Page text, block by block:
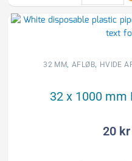
x
88,5°
Bøjning
hvid
Wavin
antal
32 MM, AFLØB, HVIDE
32 x 1000 mm
20 kr